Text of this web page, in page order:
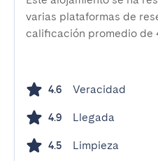
varias plataformas de
calificación promedio de
4.6 Veracidad
4.9 Llegada
4.5 Limpieza